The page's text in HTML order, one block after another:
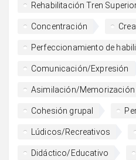
Rehabilitación Tren
Concentración
Perfeccionamiento de
Comunicación/Expresión
Asimilación/Memorización
Cohesión grupal
Lúdicos/Recreativos
Didáctico/Educativo